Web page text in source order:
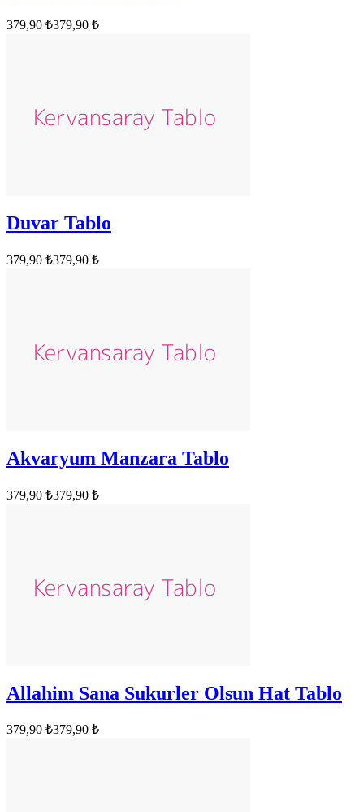
379,90 ₺379,90 ₺
Duvar Tablo
379,90 ₺379,90 ₺
Akvaryum Manzara Tablo
379,90 ₺379,90 ₺
Allahim Sana Sukurler Olsun Hat Tablo
379,90 ₺379,90 ₺